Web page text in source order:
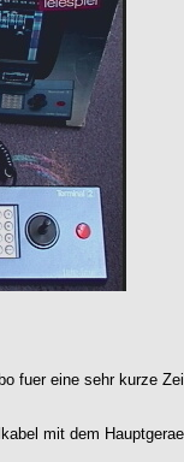
fuer eine sehr kurze
mit dem